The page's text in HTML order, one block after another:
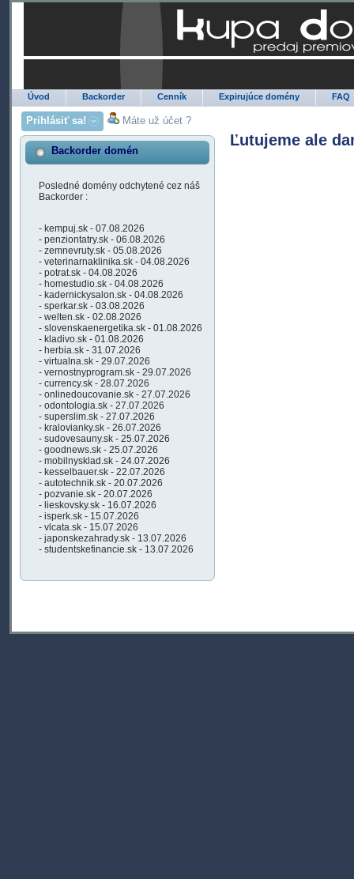
Úvod Backorder Cenník Expirujúce domény FAQ
Prihlásiť sa! Máte už účet ?
Backorder domén
Posledné domény odchytené cez náš
Backorder :
- kempuj.sk - 07.08.2026
- penziontatry.sk - 06.08.2026
- zemnevruty.sk - 05.08.2026
- veterinarnaklinika.sk - 04.08.2026
- potrat.sk - 04.08.2026
- homestudio.sk - 04.08.2026
- kadernickysalon.sk - 04.08.2026
- sperkar.sk - 03.08.2026
- welten.sk - 02.08.2026
- slovenskaenergetika.sk - 01.08.2026
- kladivo.sk - 01.08.2026
- herbia.sk - 31.07.2026
- virtualna.sk - 29.07.2026
- vernostnyprogram.sk - 29.07.2026
- currency.sk - 28.07.2026
- onlinedoucovanie.sk - 27.07.2026
- odontologia.sk - 27.07.2026
- superslim.sk - 27.07.2026
- kralovianky.sk - 26.07.2026
- sudovesauny.sk - 25.07.2026
- goodnews.sk - 25.07.2026
- mobilnysklad.sk - 24.07.2026
- kesselbauer.sk - 22.07.2026
- autotechnik.sk - 20.07.2026
- pozvanie.sk - 20.07.2026
- lieskovsky.sk - 16.07.2026
- isperk.sk - 15.07.2026
- vlcata.sk - 15.07.2026
- japonskezahrady.sk - 13.07.2026
- studentskefinancie.sk - 13.07.2026
Ľutujeme ale